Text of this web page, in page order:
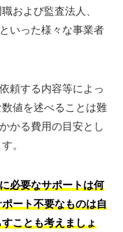
および監査法人、
いった様々な事業者
頼する内容等によっ
値を述べることは難
かる費用の目安とし
。
必要なサポートは何
ート不要なものは自
ことも考えましょ